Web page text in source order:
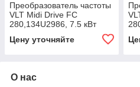
Преобразователь частоты
VLT Midi Drive FC
280,134U2986, 7.5 кВт
Цену уточняйте
О нас